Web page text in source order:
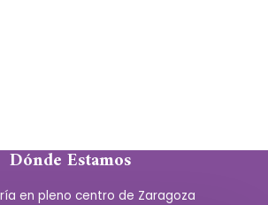
Dónde Estamos
en pleno centro de Zaragoza